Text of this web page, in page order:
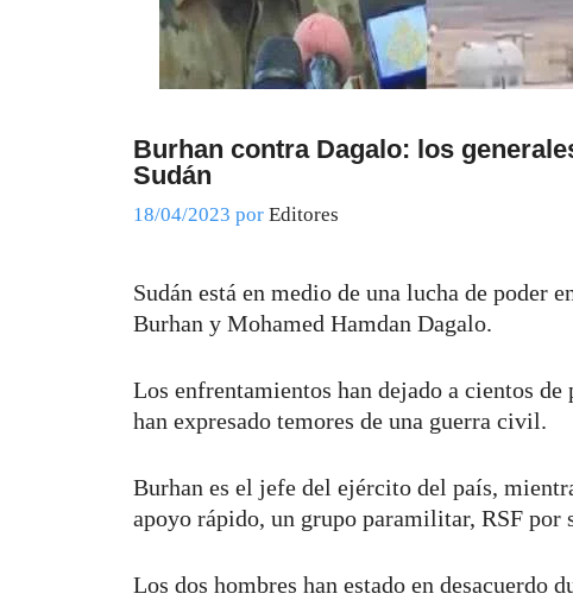
Burhan contra Dagalo: los
Sudán
18/04/2023 por Editores
Sudán está en medio de una lucha de poder
Burhan y Mohamed Hamdan Dagalo.
Los enfrentamientos han dejado a cientos
han expresado temores de una guerra civil.
Burhan es el jefe del ejército del país,
apoyo rápido, un grupo paramilitar, RSF por
Los dos hombres han estado en desacuerdo